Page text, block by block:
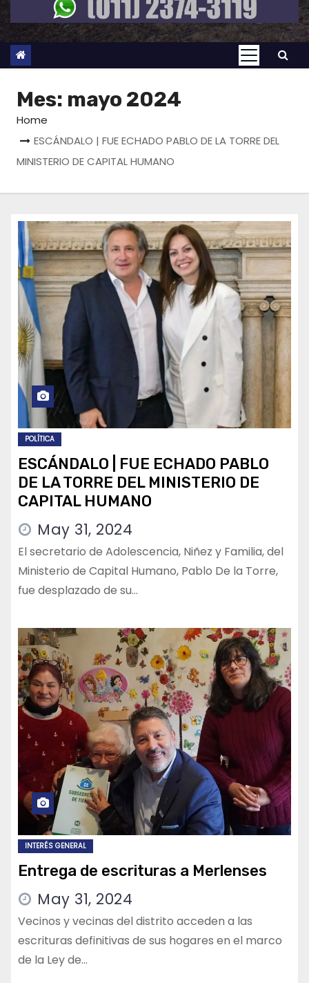
Mes: mayo 2024
Home
ESCÁNDALO | FUE ECHADO PABLO DE LA TORRE DEL
MINISTERIO DE CAPITAL HUMANO
POLÍTICA
ESCÁNDALO | FUE ECHADO PABLO
DE LA TORRE DEL MINISTERIO DE
CAPITAL HUMANO
May 31, 2024
El secretario de Adolescencia, Niñez y Familia, del
Ministerio de Capital Humano, Pablo De la Torre,
fue desplazado de su…
INTERÉS GENERAL
Entrega de escrituras a Merlenses
May 31, 2024
Vecinos y vecinas del distrito acceden a las
escrituras definitivas de sus hogares en el marco
de la Ley de…